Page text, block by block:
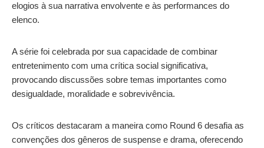
elogios à sua narrativa envolvente e às performances do
elenco.
A série foi celebrada por sua capacidade de combinar
entretenimento com uma crítica social significativa,
provocando discussões sobre temas importantes como
desigualdade, moralidade e sobrevivência.
Os críticos destacaram a maneira como Round 6 desafia as
convenções dos gêneros de suspense e drama, oferecendo